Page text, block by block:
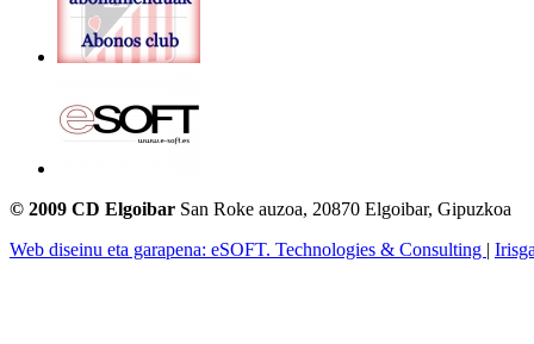
© 2009 CD Elgoibar San Roke auzoa, 20870 Elgoibar, Gipuzkoa
Web diseinu eta garapena: eSOFT. Technologies & Consulting |